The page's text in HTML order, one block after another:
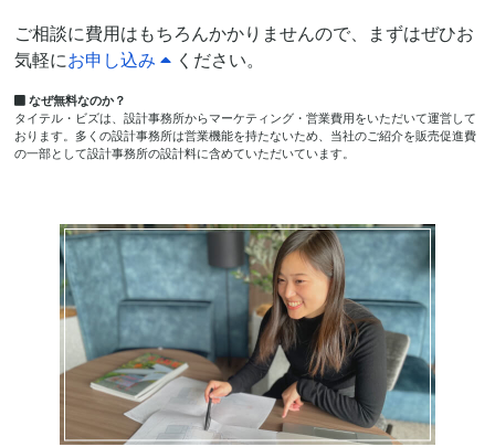
ご相談に費用はもちろんかかりませんので、まずはぜひお
気軽にお申し込み ください。
なぜ無料なのか？
タイテル・ビズは、設計事務所からマーケティング・営業費用をいただいて運営して
おります。多くの設計事務所は営業機能を持たないため、当社のご紹介を販売促進費
の一部として設計事務所の設計料に含めていただいています。